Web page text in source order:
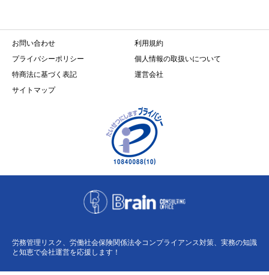
お問い合わせ
利用規約
プライバシーポリシー
個人情報の取扱いについて
特商法に基づく表記
運営会社
サイトマップ
労務管理リスク、労働社会保険関係法令コンプライアンス対策、実務の知識
と知恵で会社運営を応援します！